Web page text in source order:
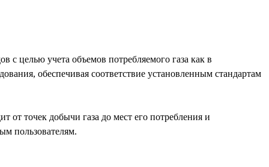
целью учета объемов потребляемого газа как в
обеспечивая соответствие установленным стандартам
от точек добычи газа до мест его потребления и
пользователям.